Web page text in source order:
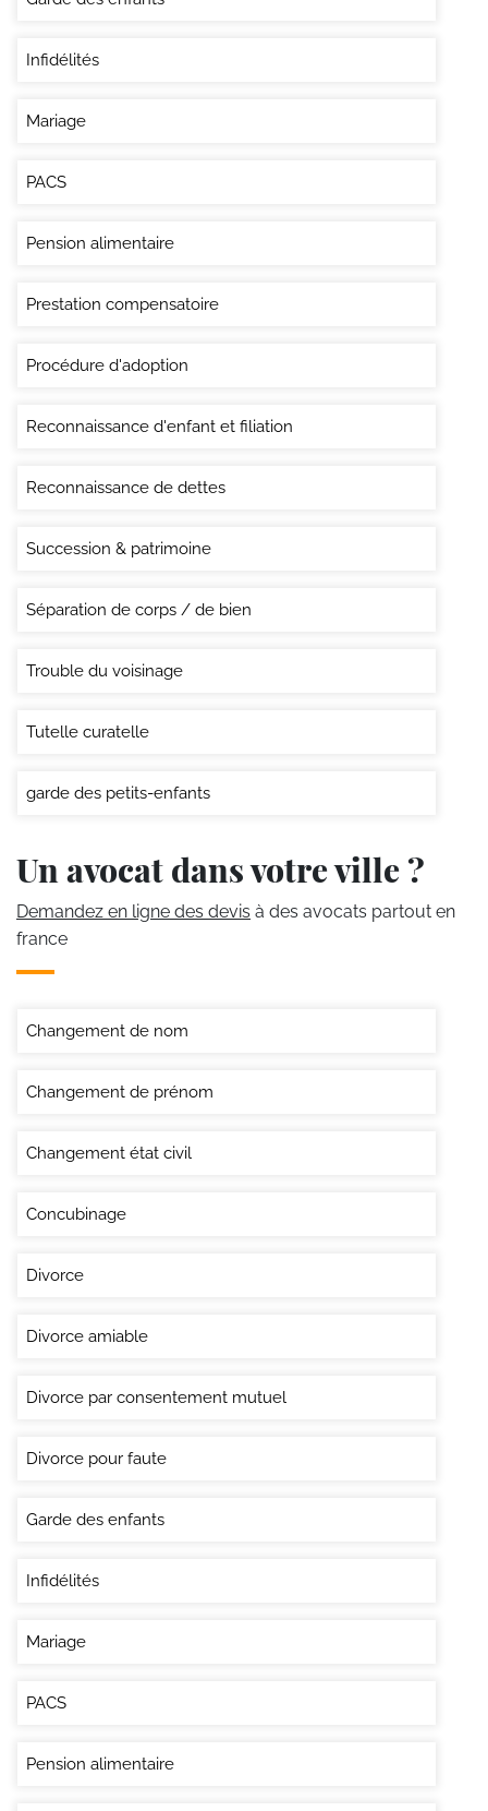
Infidélités
Mariage
PACS
Pension alimentaire
Prestation compensatoire
Procédure d'adoption
Reconnaissance d'enfant et filiation
Reconnaissance de dettes
Succession & patrimoine
Séparation de corps / de bien
Trouble du voisinage
Tutelle curatelle
garde des petits-enfants
Un avocat dans votre ville ?
Demandez en ligne des devis à des avocats partout en
france
Changement de nom
Changement de prénom
Changement état civil
Concubinage
Divorce
Divorce amiable
Divorce par consentement mutuel
Divorce pour faute
Garde des enfants
Infidélités
Mariage
PACS
Pension alimentaire